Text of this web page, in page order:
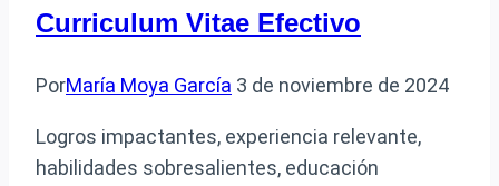
Curriculum Vitae Efectivo
PorMaría Moya García 3 de noviembre de 2024
Logros impactantes, experiencia relevante,
habilidades sobresalientes, educación